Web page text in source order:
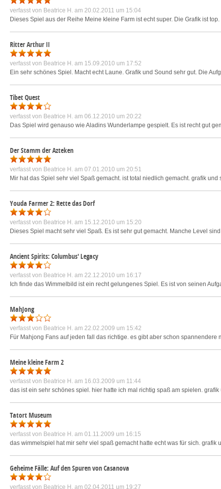
verfasst von Beatrice H. am 20.02.2011 um 15:04
Dieses Spiel aus der Reihe Meine kleine Farm ist echt super. Die Grafik ist
Ritter Arthur II
verfasst von Beatrice H. am 15.09.2010 um 17:52
Ein sehr schönes Spiel. Macht echt Laune. Grafik und Sound sehr gut. Die
Tibet Quest
verfasst von Beatrice H. am 06.12.2010 um 20:22
Das Spiel wird genauso wie Aladins Wunderlampe gespielt. Es ist recht gut
Der Stamm der Azteken
verfasst von Beatrice H. am 07.01.2010 um 20:51
Mir hat das Spiel sehr viel Spaß gemacht. ist total niedlich gemacht. grafik
Youda Farmer 2: Rette das Dorf
verfasst von Beatrice H. am 15.12.2010 um 15:20
Dieses Spiel macht sehr viel Spaß. Es ist sehr gut gemacht. Manche Level
Ancient Spirits: Columbus' Legacy
verfasst von Beatrice H. am 22.12.2010 um 16:17
Ich finde das Wimmelbild ist ein recht gelungenes Spiel. Es ist von seinen
MahJong
verfasst von Beatrice H. am 22.02.2009 um 15:42
Für Mahjong Fans auf jeden fall das richtige. es gibt aber schon
Meine kleine Farm 2
verfasst von Beatrice H. am 16.03.2009 um 11:44
das ist ein sehr schönes spiel. hier hatte ich mal richtig spaß am spielen.
Tatort Museum
verfasst von Beatrice H. am 01.11.2009 um 16:15
das wimmelspiel hat mir sehr viel spaß gemacht hatte echt was für sich.
Geheime Fälle: Auf den Spuren von Casanova
verfasst von Beatrice H. am 02.04.2011 um 19:27